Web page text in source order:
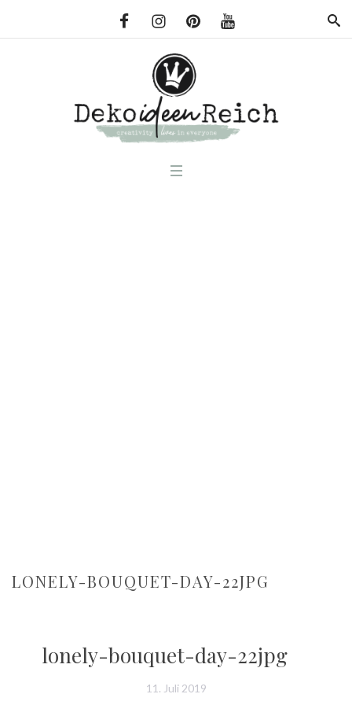
LONELY-BOUQUET-DAY-22JPG
lonely-bouquet-day-22jpg
11. Juli 2019